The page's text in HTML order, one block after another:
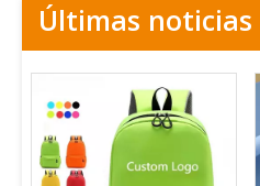
Últimas noticias